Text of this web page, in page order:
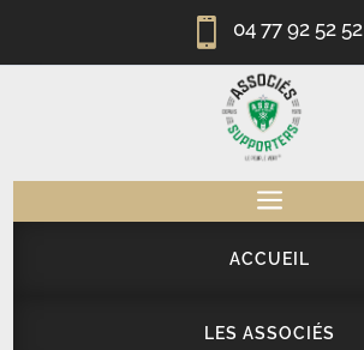
 04 77 92 52 52
a
ACCUEIL
LES ASSOCIÉS